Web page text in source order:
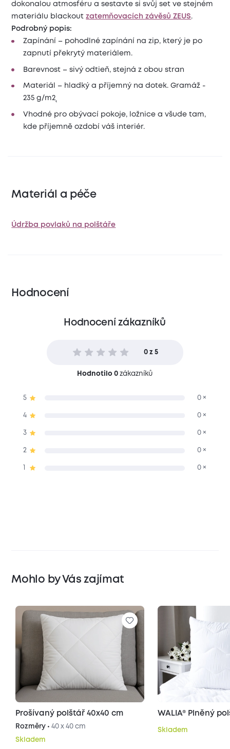
dokonalou atmosféru a sestavte si svůj set ve stejném
materiálu blackoutzatemňovacích závěsů ZEUS.
Podrobný popis:
Zapínání – pohodlné zapínání na zip, který je po
zapnutí překrytý materiálem.
Barevnost – sivý odtieň, stejná z obou stran
Materiál – hladký a příjemný na dotek. Gramáž -
235 g/m2˛
Vhodné pro obývací pokoje, ložnice a všude tam,
kde příjemně ozdobí váš interiér.
Materiál a péče
Údržba povlaků na polštáře
Hodnocení
Hodnocení zákazníků
0 z 5
Hodnotilo 0 zákazníků
5 0 ×
4 0 ×
3 0 ×
2 0 ×
0 ×
Mohlo by Vás zajímat
Prošívaný polštář 40x40 cm
Rozměry • 40 x 40 cm
Skladem
WALIA® Plněný
Skladem